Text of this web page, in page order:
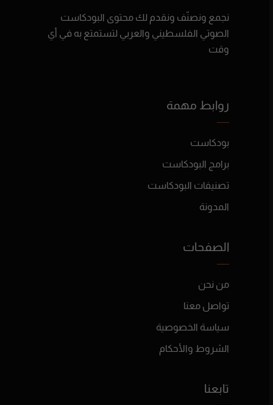
نجمع ونصنّف ونقدم لك محتوى البودكاست
الصوتي الفلسطيني والعربي لتستمتع به في أي
وقت
روابط مهمة
بودكاست
برامج البودكاست
تصنيفات البودكاست
المدونة
الصفحات
من نحن
تواصل معنا
سياسة الخصوصية
الشروط والأحكام
تابعنا